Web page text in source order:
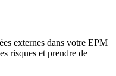
externes dans votre EPM
risques et prendre de